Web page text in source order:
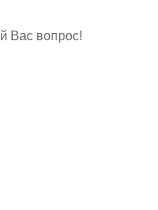
Вас вопрос!